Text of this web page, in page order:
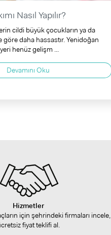
Nasıl Yapılır?
cildi büyük çocukların ya da
daha hassastır. Yenidoğan
henüz gelişm ...
Devamını Oku
Hizmetler
için şehrindeki firmaları incele,
fiyat teklifi al.